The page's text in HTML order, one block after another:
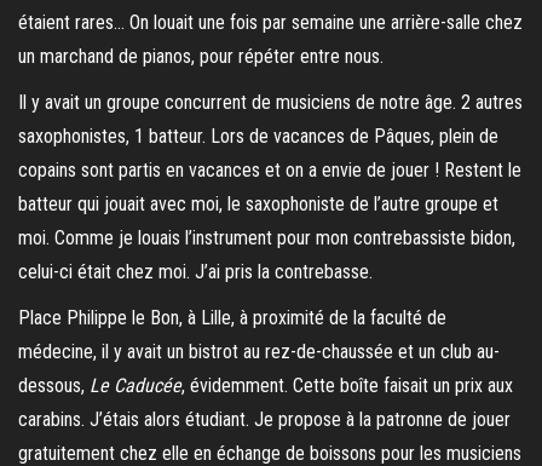
étaient rares… On louait une fois par semaine une arrière-salle chez
un marchand de pianos, pour répéter entre nous.
Il y avait un groupe concurrent de musiciens de notre âge. 2 autres
saxophonistes, 1 batteur. Lors de vacances de Pâques, plein de
copains sont partis en vacances et on a envie de jouer ! Restent le
batteur qui jouait avec moi, le saxophoniste de l’autre groupe et
moi. Comme je louais l’instrument pour mon contrebassiste bidon,
celui-ci était chez moi. J’ai pris la contrebasse.
Place Philippe le Bon, à Lille, à proximité de la faculté de
médecine, il y avait un bistrot au rez-de-chaussée et un club au-
dessous, Le Caducée, évidemment. Cette boîte faisait un prix aux
carabins. J’étais alors étudiant. Je propose à la patronne de jouer
gratuitement chez elle en échange de boissons pour les musiciens